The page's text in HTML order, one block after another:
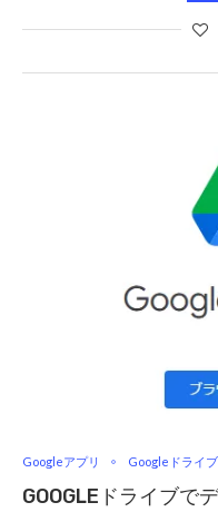
Googleアプリ Googleドライブ
GOOGLEドライブで